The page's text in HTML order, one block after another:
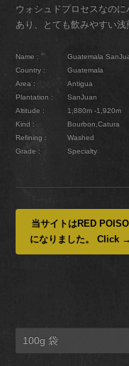
ウォシュドプロセスなの
あり、とても飲みやすい浅
Name :
Guatemala
Country :
Guatemala
Area :
Antigua
Plantation :
SanJuan
Altitude :
1,880m -1,920m
Kind :
Bourbon,Catura
Refining :
Washed
Grade :
Specialty
当サイトはRED
になりました。 Click
100g 袋